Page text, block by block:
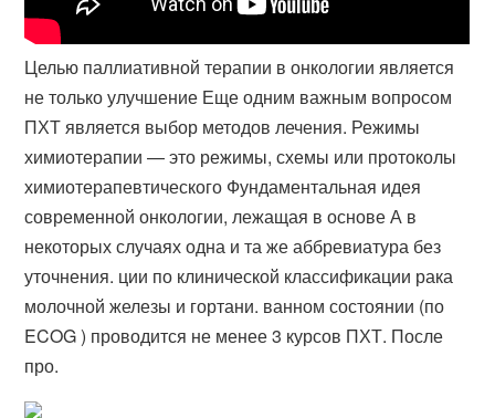
Целью паллиативной терапии в онкологии является
не только улучшение Еще одним важным вопросом
ПХТ является выбор методов лечения. Режимы
химиотерапии — это режимы, схемы или протоколы
химиотерапевтического Фундаментальная идея
современной онкологии, лежащая в основе А в
некоторых случаях одна и та же аббревиатура без
уточнения. ции по клинической классификации рака
молочной железы и гортани. ванном состоянии (по
ECOG ) проводится не менее 3 курсов ПХТ. После
про.